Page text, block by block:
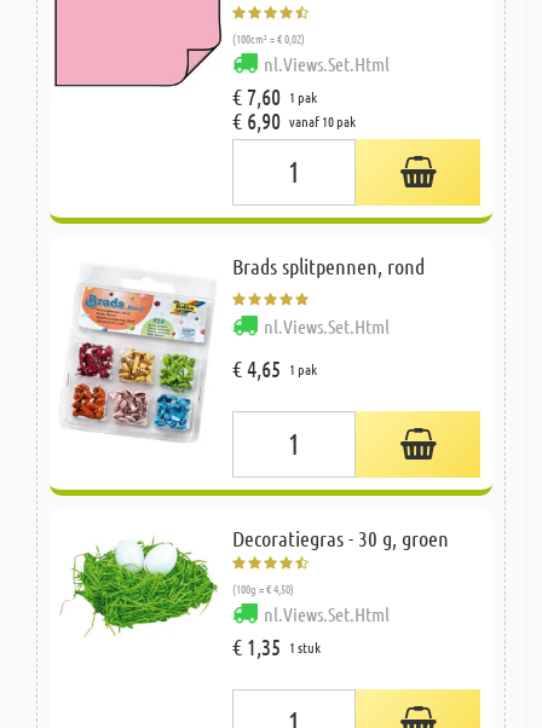
(100cm² = € 0,02)
nl.Views.Set.Html
€ 7,60 1 pak
€ 6,90 vanaf 10 pak
Brads splitpennen, rond
nl.Views.Set.Html
€ 4,65 1 pak
Decoratiegras - 30 g, groen
(100g = € 4,50)
nl.Views.Set.Html
€ 1,35 1 stuk